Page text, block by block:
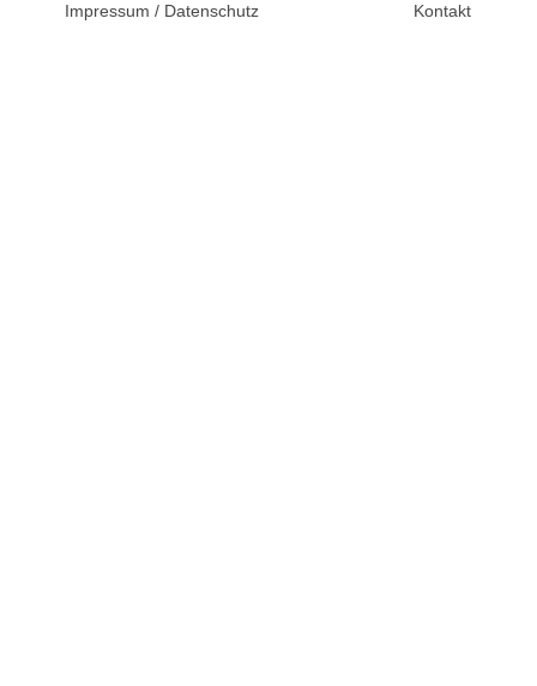
Impressum / Datenschutz Kontakt
© 2026 Unsertag.de - Ihr